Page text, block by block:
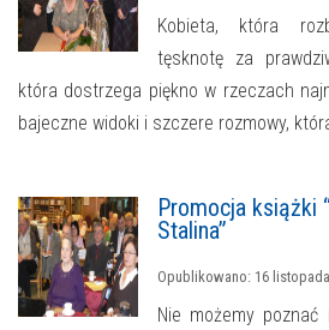
Kobieta, która
tęsknotę za
która dostrzega piękno w rzeczach
bajeczne widoki i szczere rozmowy,
Promocja książki
Stalina”
Opublikowano: 16
Nie możemy